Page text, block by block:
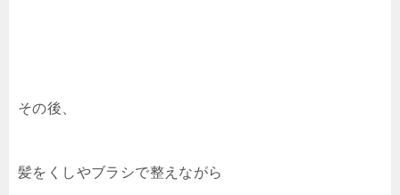
その後、
髪をくしやブラシで整えながら